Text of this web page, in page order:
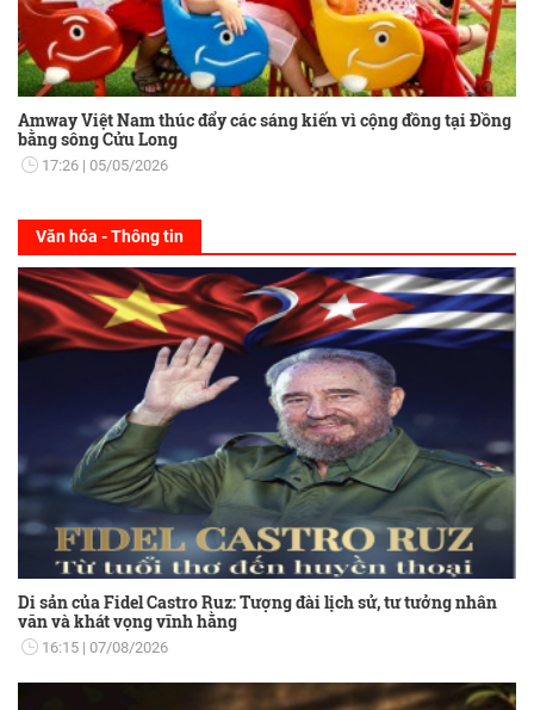
Amway Việt Nam thúc đẩy các sáng kiến vì cộng đồng tại Đồng
bằng sông Cửu Long
17:26 05/05/2026
Văn hóa - Thông tin
Di sản của Fidel Castro Ruz: Tượng đài lịch sử, tư tưởng nhân
văn và khát vọng vĩnh hằng
16:15 07/08/2026